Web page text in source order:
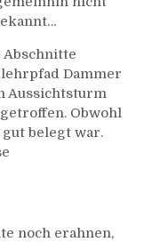
Dammer
Aussichtsturm
Obwohl
belegt war.
noch erahnen,